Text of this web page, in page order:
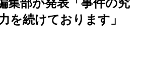
を続けております」